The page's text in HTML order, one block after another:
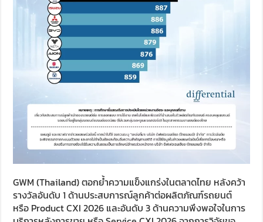
GWM (Thailand) ตอกย้ำความแข็งแกร่งในตลาดไทย หลังคว้า
รางวัลอันดับ 1 ด้านประสบการณ์ลูกค้าต่อผลิตภัณฑ์รถยนต์
หรือ Product CXI 2026 และอันดับ 3 ด้านความพึงพอใจในการ